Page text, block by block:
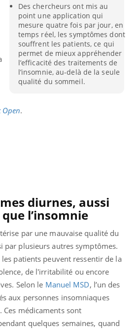
Des chercheurs ont mis au
point une application qui
mesure quatre fois par jour, en
temps réel, les symptômes dont
souffrent les patients, ce qui
permet de mieux appréhender
l’efficacité des traitements de
l’insomnie, au-delà de la seule
qualité du sommeil.
Open.
diurnes, aussi
l’insomnie
par une mauvaise qualité du
par plusieurs autres symptômes.
patients peuvent ressentir de la
de l'irritabilité ou encore
Selon le Manuel MSD, l’un des
aux personnes insomniaques
Ces médicaments sont
quelques semaines, quand